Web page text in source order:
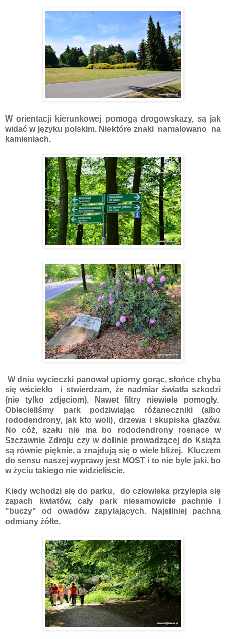
W orientacji kierunkowej pomogą drogowskazy, są jak
widać w języku polskim. Niektóre znaki namalowano na
kamieniach.
W dniu wycieczki panował upiorny gorąc, słońce chyba
się wściekło i stwierdzam, że nadmiar światła szkodzi
(nie tylko zdjęciom). Nawet filtry niewiele pomogły.
Oblecieliśmy park podziwiając różaneczniki (albo
rododendrony, jak kto woli), drzewa i skupiska głazów.
No cóż, szału nie ma bo rododendrony rosnące w
Szczawnie Zdroju czy w dolinie prowadzącej do Książa
są równie pięknie, a znajdują się o wiele bliżej. Kluczem
do sensu naszej wyprawy jest MOST i to nie byle jaki, bo
w życiu takiego nie widzieliście.
Kiedy wchodzi się do parku, do człowieka przylepia się
zapach kwiatów, cały park niesamowicie pachnie i
"buczy" od owadów zapylających. Najsilniej pachną
odmiany żółte.